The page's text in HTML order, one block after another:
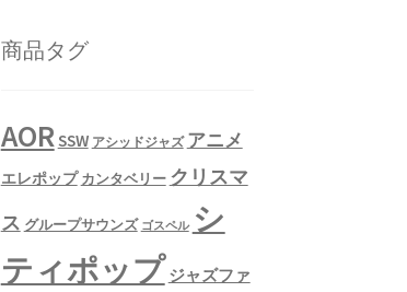
商品タグ
AORSSW アシッドジャズ アニメ
エレポップ カンタベリー クリスマ
ス グループサウンズ ゴスペル シ
ティポップ ジャズファ